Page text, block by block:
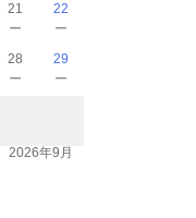
21
－
22
－
28
－
29
－
2026年9月